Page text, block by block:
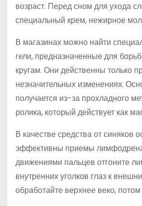
возраст. Перед сном для ухода
специальный крем, нежирное
В магазинах можно найти
гели, предназначенные для
кругам. Они действенны только
незначительных изменениях.
получается из-за прохладного
ролика, который действует как
В качестве средства от синяков
эффективны приемы
движениями пальцев отгоните
внутренних уголков глаз к
обработайте верхнее веко,